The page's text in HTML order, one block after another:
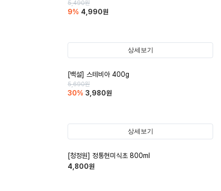
5,490원
9% 4,990원
상세보기
[백설] 스테비아 400g
5,690원
30% 3,980원
상세보기
[청정원] 정통현미식초 800ml
4,800원